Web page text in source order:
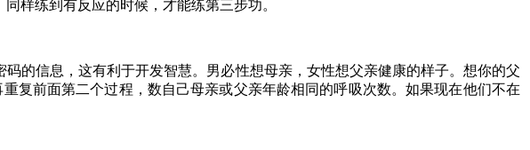
样练到有反应的时候，才能练第三步功。
的信息，这有利于开发智慧。男必性想母亲，女性想父亲健康的样子。想你的父
复前面第二个过程，数自己母亲或父亲年龄相同的呼吸次数。如果现在他们不在